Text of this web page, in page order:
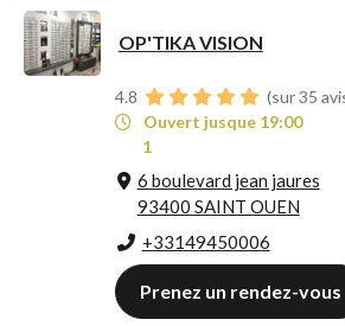
OP'TIKA VISION
4.8
(sur 35
Ouvert jusque 19:00
1
6 boulevard jean jaures
93400 SAINT OUEN
+33149450006
Prenez un rendez-vous